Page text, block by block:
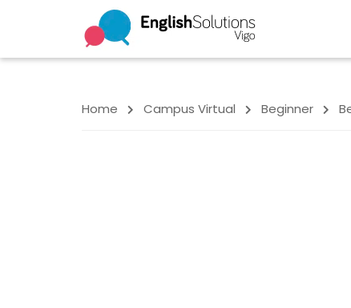
Home Campus Virtual Beginner